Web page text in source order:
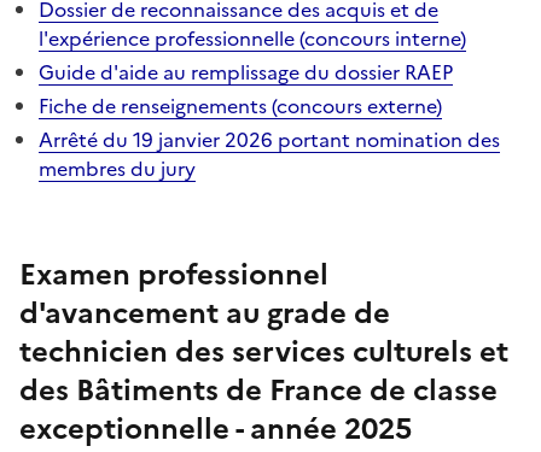
Dossier de reconnaissance des acquis et de
l'expérience professionnelle (concours interne)
Guide d'aide au remplissage du dossier RAEP
Fiche de renseignements (concours externe)
Arrêté du 19 janvier 2026 portant nomination des
membres du jury
Examen professionnel
d'avancement au grade de
technicien des services culturels et
des Bâtiments de France de classe
exceptionnelle - année 2025